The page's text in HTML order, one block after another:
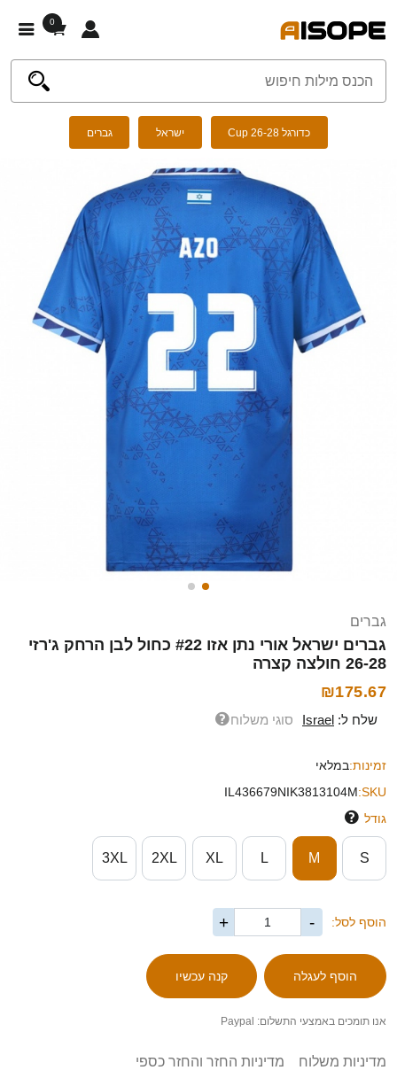
0
כדורגל Cup 26-28 ישראל גברים
גברים
גברים ישראל אורי נתן אזו #22 כחול לבן הרחק ג'רזי
26-28 חולצה קצרה
₪175.67
שלח ל: Israel סוגי משלוח
זמינות:במלאי
SKU:
IL436679NIK3813104M
גודל
S
M
L
XL
2XL
3XL
הוסף לסל: -
+
אנו תומכים באמצעי התשלום: Paypal
מדיניות משלוח מדיניות החזר והחזר כספי